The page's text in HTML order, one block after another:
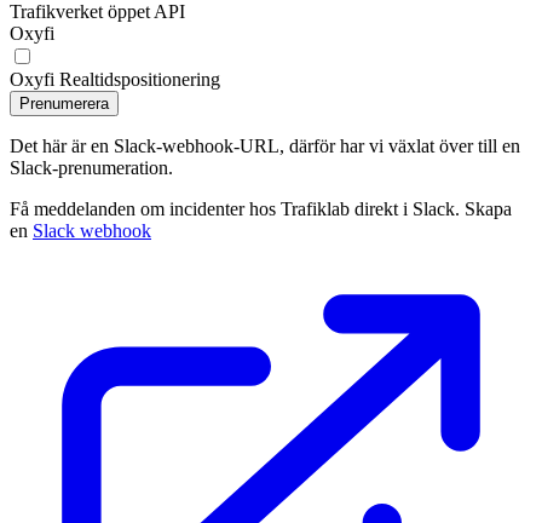
Trafikverket öppet API
Oxyfi
Oxyfi Realtidspositionering
Prenumerera
Det här är en Slack‑webhook‑URL, därför har vi växlat över till en
Slack‑prenumeration.
Få meddelanden om incidenter hos Trafiklab direkt i Slack. Skapa
en Slack webhook